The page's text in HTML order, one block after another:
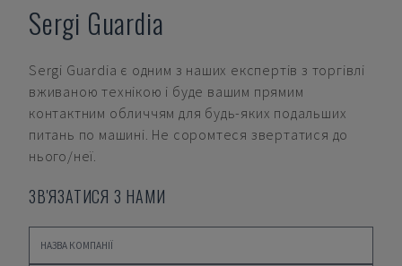
Sergi Guardia
Sergi Guardia є одним з наших експертів з торгівлі
вживаною технікою і буде вашим прямим
контактним обличчям для будь-яких подальших
питань по машині. Не соромтеся звертатися до
нього/неї.
ЗВ'ЯЗАТИСЯ З НАМИ